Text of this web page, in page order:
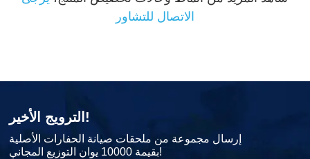
الاتصال للتشاور
الترويج الأخير!
إرسال مجموعة من ملحقات صيانة الحفارات الأصلية
بقيمة 10000 يوان التوزيع المجاني!